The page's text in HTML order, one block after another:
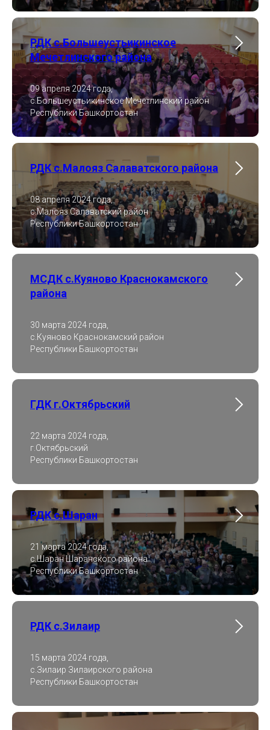
РДК с.Большеустьикинское
Мечетлинского района
09 апреля 2024 года,
с.Большеустьикинское Мечетлинский район
Республики Башкортостан
РДК с.Малояз Салаватского района
08 апреля 2024 года,
с.Малояз Салаватский район
Республики Башкортостан
МСДК с.Куяново Краснокамского
района
30 марта 2024 года,
с.Куяново Краснокамский район
Республики Башкортостан
ГДК г.Октябрьский
22 марта 2024 года,
г.Октябрьский
Республики Башкортостан
РДК с.Шаран
21 марта 2024 года,
с.Шаран Шаранского района
Республики Башкортостан
РДК с.Зилаир
15 марта 2024 года,
с.Зилаир Зилаирского района
Республики Башкортостан